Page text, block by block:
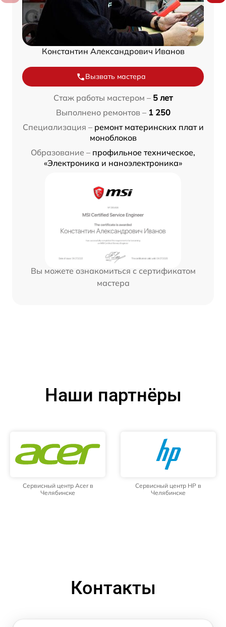
Константин Александрович Иванов
Вызвать мастера
Стаж работы мастером – 5 лет
Выполнено ремонтов – 1 250
Специализация – ремонт материнских плат и
моноблоков
Образование – профильное техническое,
«Электроника и наноэлектроника»
Вы можете ознакомиться с сертификатом
мастера
Наши партнёры
Сервисный центр Acer в
Челябинске
Сервисный центр HP в
Челябинске
Контакты